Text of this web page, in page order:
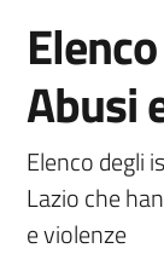
Abusi
Elenco degli
Lazio che
e violenze